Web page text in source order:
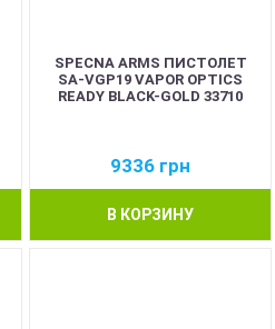
SPECNA ARMS ПИСТОЛЕТ
SA-VGP19 VAPOR OPTICS
READY BLACK-GOLD 33710
9336 грн
В КОРЗИНУ